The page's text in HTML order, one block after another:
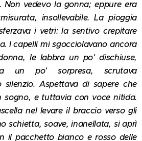
Non vedevo la gonna; eppure era
insollevabile. La pioggia
i vetri: la sentivo crepitare
I capelli mi sgocciolavano ancora
le labbra un po' dischiuse,
un po' sorpresa, scrutava
silenzio. Aspettava di sapere che
sogno, e tuttavia con voce nitida.
nel levare il braccio verso gli
schietta, soave, inanellata, si aprì
il pacchetto bianco e rosso delle